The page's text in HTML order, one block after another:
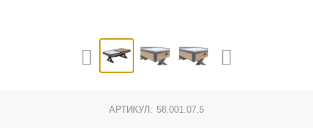
АРТИКУЛ: 58.001.07.5